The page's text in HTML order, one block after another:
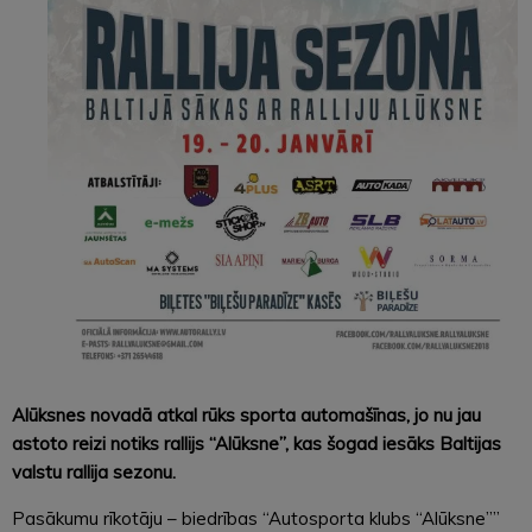
Alūksnes novadā atkal rūks sporta automašīnas, jo nu jau
astoto reizi notiks rallijs “Alūksne”, kas šogad iesāks Baltijas
valstu rallija sezonu.
Pasākumu rīkotāju – biedrības “Autosporta klubs “Alūksne””